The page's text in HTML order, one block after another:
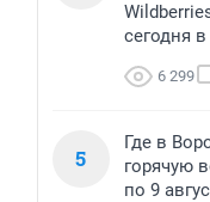
сегодня
6 299
5
Где в
горячую
по 9